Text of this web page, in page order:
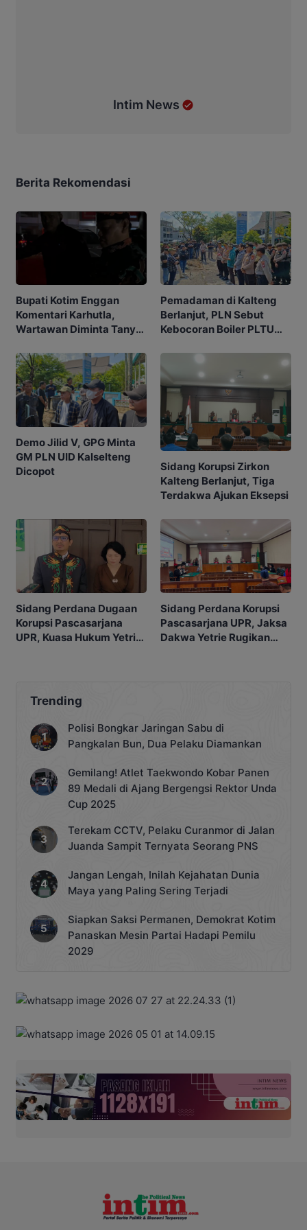
Intim News
Berita Rekomendasi
Bupati Kotim Enggan
Komentari Karhutla,
Wartawan Diminta Tanya
Pemadaman di Kalteng
Berlanjut, PLN Sebut
Kebocoran Boiler PLTU
Demo Jilid V, GPG Minta
GM PLN UID Kalselteng
Dicopot
Sidang Korupsi Zirkon
Kalteng Berlanjut, Tiga
Terdakwa Ajukan Eksepsi
Sidang Perdana Dugaan
Korupsi Pascasarjana
UPR, Kuasa Hukum Yetrie
Sidang Perdana Korupsi
Pascasarjana UPR, Jaksa
Dakwa Yetrie Rugikan
Trending
Polisi Bongkar Jaringan Sabu di
Pangkalan Bun, Dua Pelaku Diamankan
Gemilang! Atlet Taekwondo Kobar Panen
89 Medali di Ajang Bergengsi Rektor Unda
Cup 2025
Terekam CCTV, Pelaku Curanmor di Jalan
Juanda Sampit Ternyata Seorang PNS
Jangan Lengah, Inilah Kejahatan Dunia
Maya yang Paling Sering Terjadi
Siapkan Saksi Permanen, Demokrat Kotim
Panaskan Mesin Partai Hadapi Pemilu
2029